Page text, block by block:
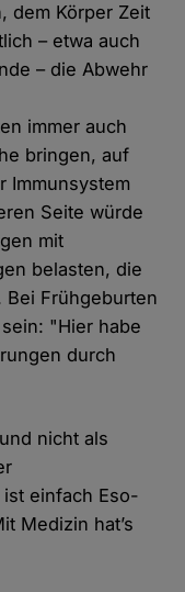
dem Körper Zeit
– etwa auch
– die Abwehr
immer auch
bringen, auf
Immunsystem
Seite würde
mit
belasten, die
Bei Frühgeburten
"Hier habe
durch
nicht als
einfach Eso-
Medizin hat’s